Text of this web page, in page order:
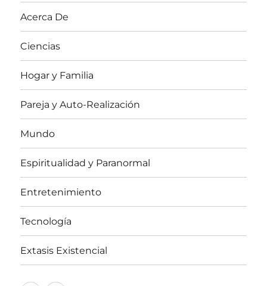
Acerca De
Ciencias
Hogar y Familia
Pareja y Auto-Realización
Mundo
Espiritualidad y Paranormal
Entretenimiento
Tecnología
Extasis Existencial